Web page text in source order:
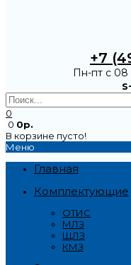
+7
Пн-пт с 08
0
0 0р.
В корзине пусто!
Меню
Главная
Комплектующие
ОТИС
МЛЗ
ЩЛЗ
КМЗ